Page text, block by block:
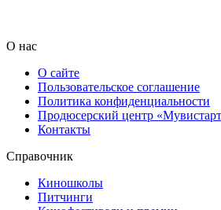
О нас
О сайте
Пользовательское соглашение
Политика конфиденциальности
Продюсерский центр
Контакты
Справочник
Киношколы
Питчинги